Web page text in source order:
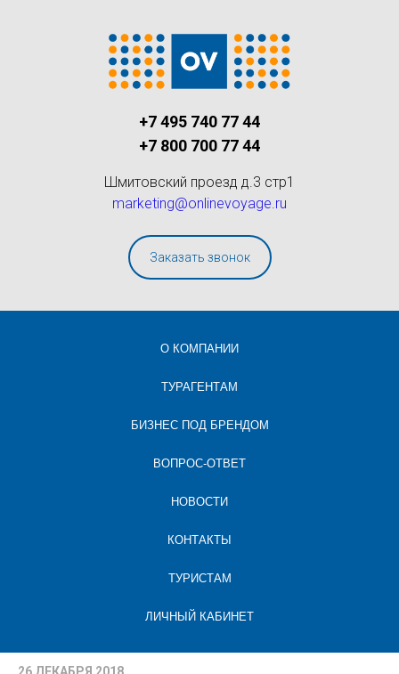
+7 495 740 77 44
+7 800 700 77 44
Шмитовский проезд д.3 стр1
marketing@onlinevoyage.ru
Заказать звонок
О КОМПАНИИ
ТУРАГЕНТАМ
БИЗНЕС ПОД БРЕНДОМ
ВОПРОС-ОТВЕТ
НОВОСТИ
КОНТАКТЫ
ТУРИСТАМ
ЛИЧНЫЙ КАБИНЕТ